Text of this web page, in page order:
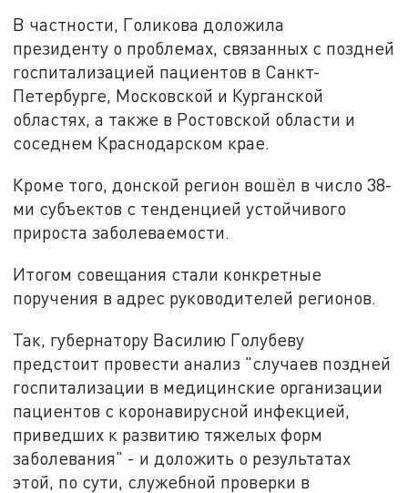
В частности, Голикова доложила
президенту о проблемах, связанных с поздней
госпитализацией пациентов в Санкт-
Петербурге, Московской и Курганской
областях, а также в Ростовской области и
соседнем Краснодарском крае.
Кроме того, донской регион вошёл в число 38-
ми субъектов с тенденцией устойчивого
прироста заболеваемости.
Итогом совещания стали конкретные
поручения в адрес руководителей регионов.
Так, губернатору Василию Голубеву
предстоит провести анализ "случаев поздней
госпитализации в медицинские организации
пациентов с коронавирусной инфекцией,
приведших к развитию тяжелых форм
заболевания" - и доложить о результатах
этой, по сути, служебной проверки в